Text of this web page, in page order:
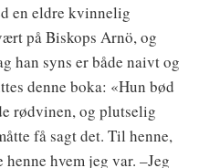
en eldre kvinnelig
på Biskops Arnö, og
han syns er både naivt og
denne boka: «Hun bød
rødvinen, og plutselig
få sagt det. Til henne,
hvem jeg var. –Jeg